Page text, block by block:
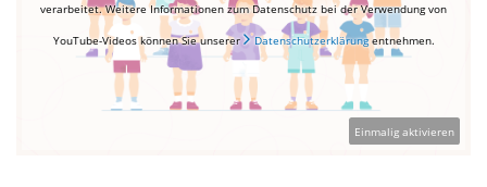
verarbeitet. Weitere Informationen zum Datenschutz bei der Verwendung von
YouTube-Videos können Sie unserer Datenschutzerklärungentnehmen.
Einmalig aktivieren